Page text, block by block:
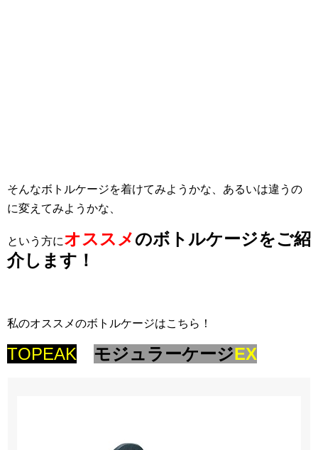
そんなボトルケージを着けてみようかな、あるいは違うの
に変えてみようかな、
という方にオススメのボトルケージをご紹
介します！
私のオススメのボトルケージはこちら！
TOPEAK モジュラーケージEX